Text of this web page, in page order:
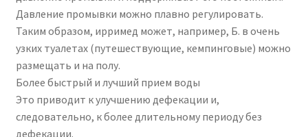
Давление промывки можно плавно регулировать.
Таким образом, ирримед может, например, Б. в очень
узких туалетах (путешествующие, кемпинговые) можно
размещать и на полу.
Более быстрый и лучший прием воды
Это приводит к улучшению дефекации и,
следовательно, к более длительному периоду без
дефекации.